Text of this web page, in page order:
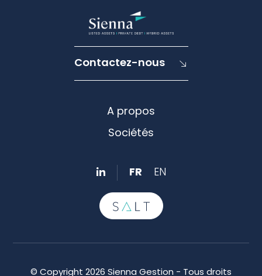
Contactez-nous
A propos
Sociétés
FR EN
© Copyright 2026 Sienna Gestion - Tous droits